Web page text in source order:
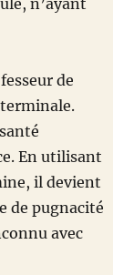
n’ayant
de
En utilisant
il devient
de pugnacité
avec